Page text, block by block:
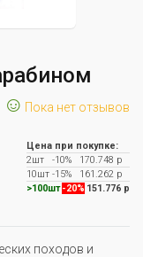
☺ Пока нет отзывов
Цена при покупке:
2шт
-10%
170.748 р
10шт -15%
161.262 р
>100шт -20% 151.776 р
походов и